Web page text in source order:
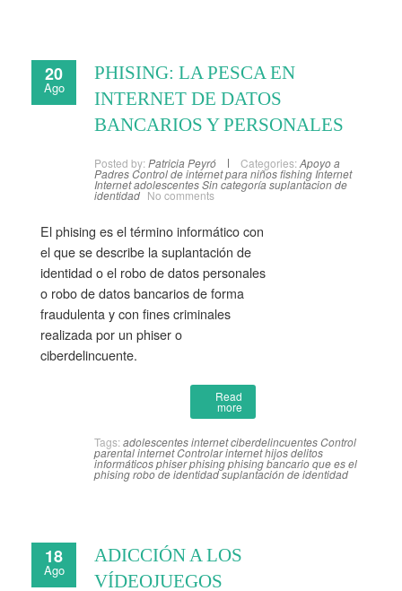
20
Ago
PHISING: LA PESCA EN
INTERNET DE DATOS
BANCARIOS Y PERSONALES
Posted by: Patricia Peyró Categories: Apoyo a
PadresControl de internet para niñosfishing Internet
Internet adolescentesSin categoría suplantacion de
identidad No comments
El phising es el término informático con
el que se describe la suplantación de
identidad o el robo de datos personales
o robo de datos bancarios de forma
fraudulenta y con fines criminales
realizada por un phiser o
ciberdelincuente.
Read
more
Tags: adolescentes internetciberdelincuentesControl
parental internetControlar internet hijosdelitos
informáticosphiserphisingphising bancarioque es el
phisingrobo de identidadsuplantación de identidad
18
Ago
ADICCIÓN A LOS
VÍDEOJUEGOS